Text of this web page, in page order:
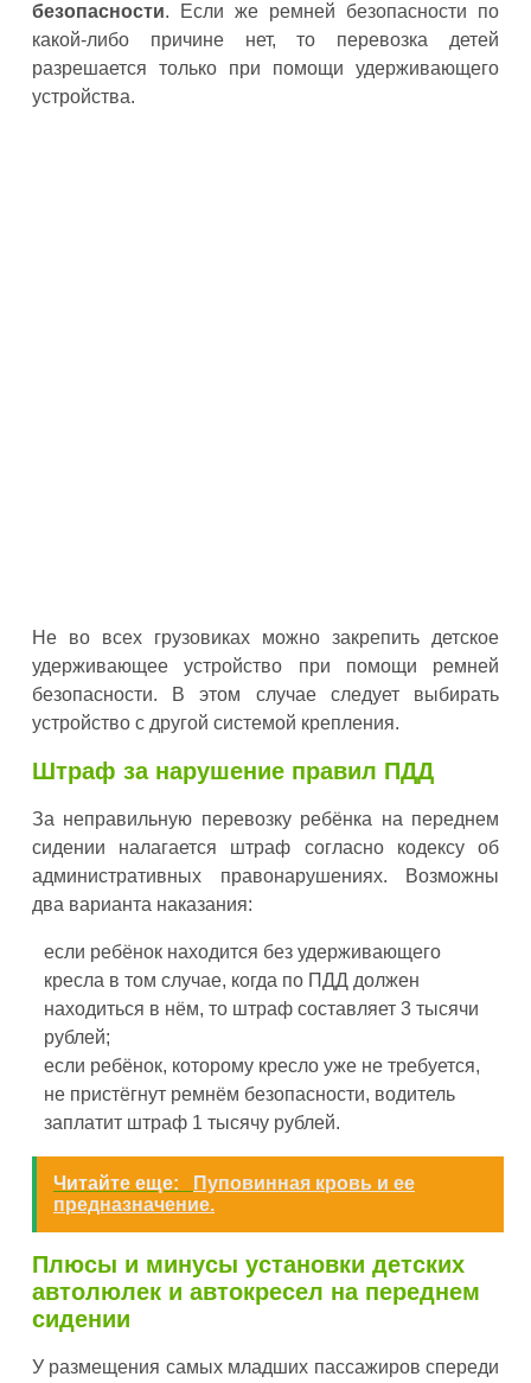
безопасности. Если же ремней безопасности по
какой-либо причине нет, то перевозка детей
разрешается только при помощи удерживающего
устройства.
Не во всех грузовиках можно закрепить детское
удерживающее устройство при помощи ремней
безопасности. В этом случае следует выбирать
устройство с другой системой крепления.
Штраф за нарушение правил ПДД
За неправильную перевозку ребёнка на переднем
сидении налагается штраф согласно кодексу об
административных правонарушениях. Возможны
два варианта наказания:
если ребёнок находится без удерживающего
кресла в том случае, когда по ПДД должен
находиться в нём, то штраф составляет 3 тысячи
рублей;
если ребёнок, которому кресло уже не требуется,
не пристёгнут ремнём безопасности, водитель
заплатит штраф 1 тысячу рублей.
Читайте еще:
Пуповинная кровь и ее
предназначение.
Плюсы и минусы установки детских
автолюлек и автокресел на переднем
сидении
У размещения самых младших пассажиров спереди